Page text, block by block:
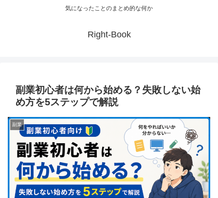
気になったことのまとめ的な何か
Right-Book
副業初心者は何から始める？失敗しない始
め方を5ステップで解説
副業